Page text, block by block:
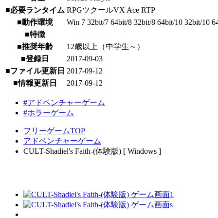
■必要ランタイム RPGツクールVX Ace RTP
■動作環境
Win 7 32bit/7 64bit/8 32bit/8 64bit/10 32bit/10
■特徴
■推奨年齢
12歳以上（中学生～）
■登録日
2017-09-03
■ファイル更新日 2017-09-12
■情報更新日
2017-09-12
#アドベンチャーゲーム
#ホラーゲーム
フリーゲームTOP
アドベンチャーゲーム
CULT-Shadiel's Faith-(体験版) [ Windows ]